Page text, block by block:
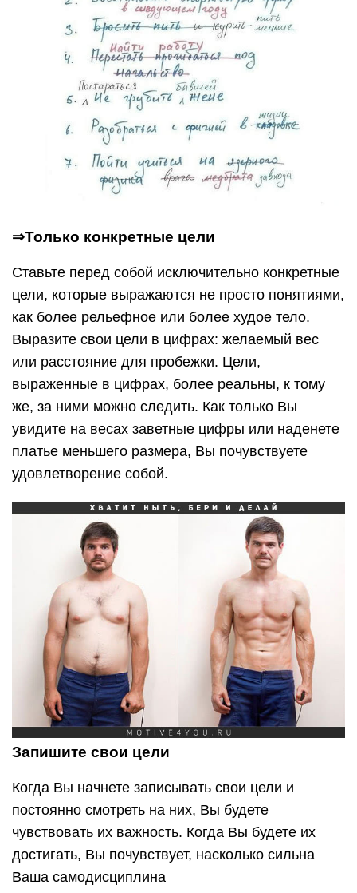
⇒Только конкретные цели
Ставьте перед собой исключительно конкретные
цели, которые выражаются не просто понятиями,
как более рельефное или более худое тело.
Выразите свои цели в цифрах: желаемый вес
или расстояние для пробежки. Цели,
выраженные в цифрах, более реальны, к тому
же, за ними можно следить. Как только Вы
увидите на весах заветные цифры или наденете
платье меньшего размера, Вы почувствуете
удовлетворение собой.
Запишите свои цели
Когда Вы начнете записывать свои цели и
постоянно смотреть на них, Вы будете
чувствовать их важность. Когда Вы будете их
достигать, Вы почувствует, насколько сильна
Ваша самодисциплина